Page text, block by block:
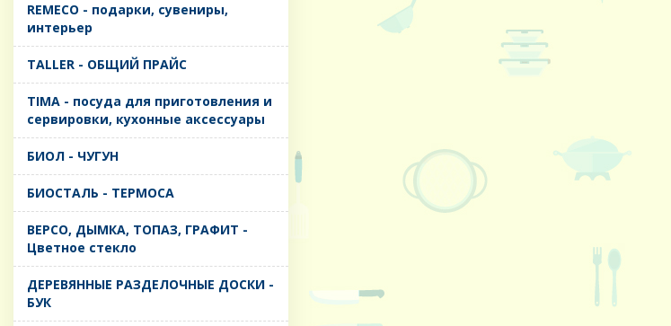
REMECO - подарки, сувениры,
интерьер
TALLER - ОБЩИЙ ПРАЙС
TIMA - посуда для приготовления и
сервировки, кухонные аксессуары
БИОЛ - ЧУГУН
БИОСТАЛЬ - ТЕРМОСА
ВЕРСО, ДЫМКА, ТОПАЗ, ГРАФИТ -
Цветное стекло
ДЕРЕВЯННЫЕ РАЗДЕЛОЧНЫЕ ДОСКИ -
БУК